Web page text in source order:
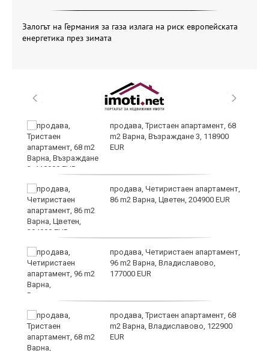
Залогът на Германия за газа излага на риск европейската
енергетика през зимата
продава, Тристаен апартамент, 68
m2 Варна, Възраждане 3, 118900
EUR
продава, Четиристаен апартамент,
86 m2 Варна, Цветен, 204900 EUR
продава, Четиристаен апартамент,
96 m2 Варна, Владиславово,
177000 EUR
продава, Тристаен апартамент, 68
m2 Варна, Владиславово, 122900
EUR